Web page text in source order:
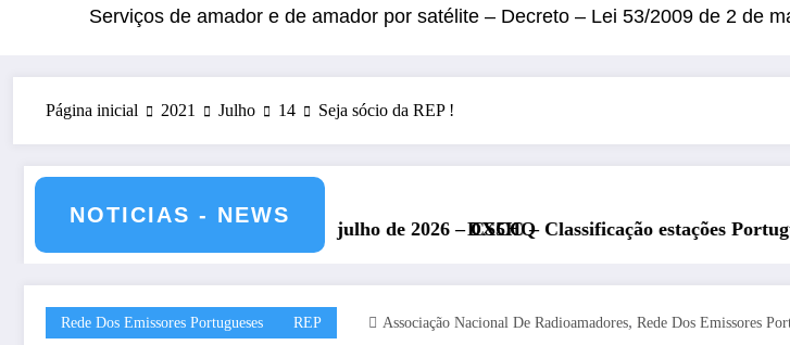
Serviços de amador e de amador por satélite – Decreto – Lei 53/2009 de 2 de
Página inicial 2021 Julho 14 Seja sócio da REP !
NOTICIAS - NEWS
IARU – 11 e 12 de julho de 2026 – CS5HQDXCC – Classificação estações Portuguesas-2026
Rede Dos Emissores Portugueses REP Associação Nacional De Radioamadores, Rede Dos Emissores